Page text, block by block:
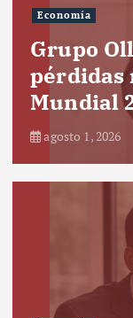
Economía
Grupo
pérdidas
Mundial
agosto 1, 2026